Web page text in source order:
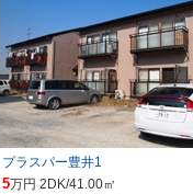
プラスパー豊井1
5万円 2DK/41.00㎡